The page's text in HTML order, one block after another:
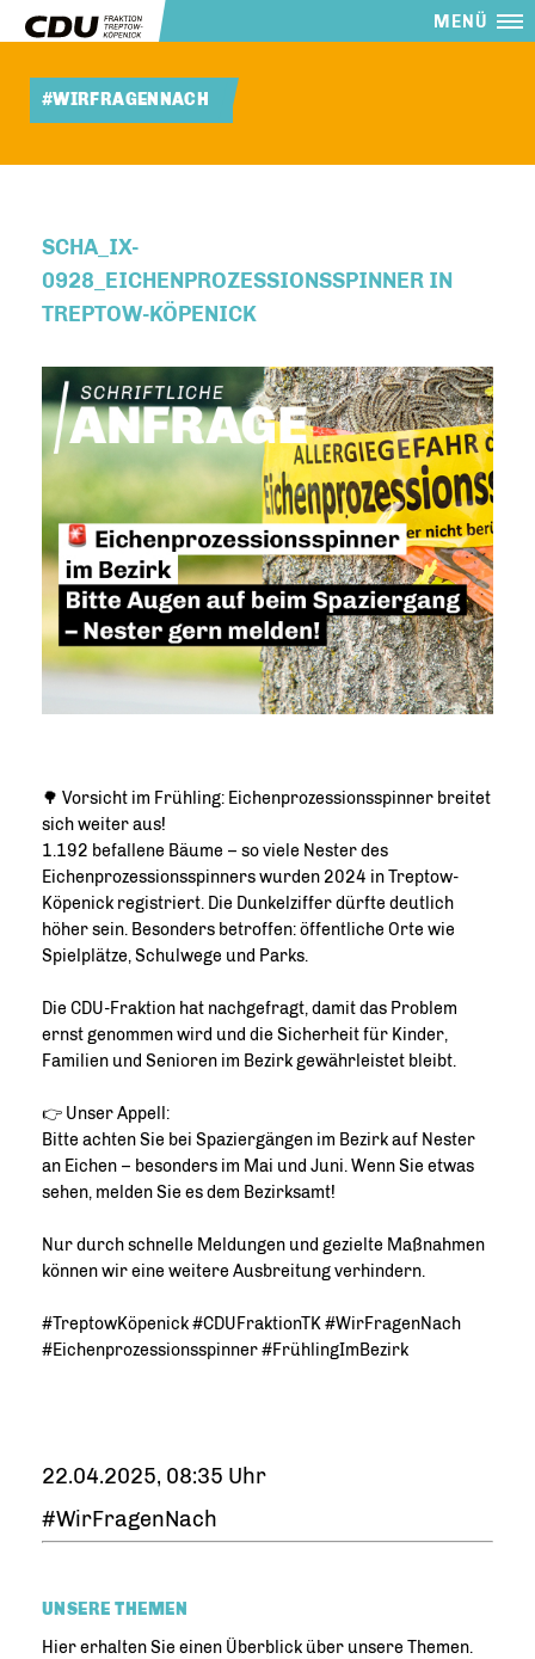
MENÜ
#WIRFRAGENNACH
SCHA_IX-
0928_EICHENPROZESSIONSSPINNER IN
TREPTOW-KÖPENICK
🌳 Vorsicht im Frühling: Eichenprozessionsspinner breitet
sich weiter aus!
1.192 befallene Bäume – so viele Nester des
Eichenprozessionsspinners wurden 2024 in Treptow-
Köpenick registriert. Die Dunkelziffer dürfte deutlich
höher sein. Besonders betroffen: öffentliche Orte wie
Spielplätze, Schulwege und Parks.
Die CDU-Fraktion hat nachgefragt, damit das Problem
ernst genommen wird und die Sicherheit für Kinder,
Familien und Senioren im Bezirk gewährleistet bleibt.
👉 Unser Appell:
Bitte achten Sie bei Spaziergängen im Bezirk auf Nester
an Eichen – besonders im Mai und Juni. Wenn Sie etwas
sehen, melden Sie es dem Bezirksamt!
Nur durch schnelle Meldungen und gezielte Maßnahmen
können wir eine weitere Ausbreitung verhindern.
#TreptowKöpenick #CDUFraktionTK #WirFragenNach
#Eichenprozessionsspinner #FrühlingImBezirk
22.04.2025, 08:35 Uhr
#WirFragenNach
UNSERE THEMEN
Hier erhalten Sie einen Überblick über unsere Themen.